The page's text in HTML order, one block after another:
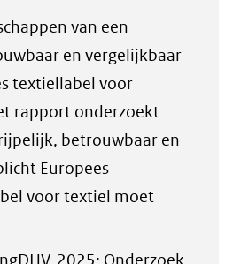
van een
en vergelijkbaar
textiellabel voor
rapport onderzoekt
betrouwbaar en
Europees
voor textiel moet